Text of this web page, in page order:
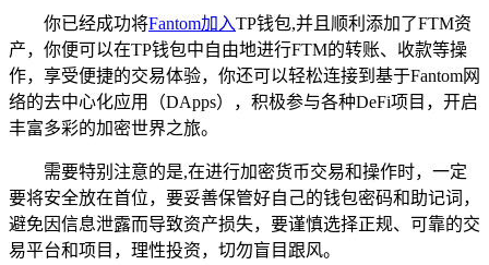
你已经成功将Fantom加入TP钱包,并且顺利添加了FTM资
产，你便可以在TP钱包中自由地进行FTM的转账、收款等操
作，享受便捷的交易体验，你还可以轻松连接到基于Fantom网
络的去中心化应用（DApps），积极参与各种DeFi项目，开启
丰富多彩的加密世界之旅。
需要特别注意的是,在进行加密货币交易和操作时，一定
要将安全放在首位，要妥善保管好自己的钱包密码和助记词，
避免因信息泄露而导致资产损失，要谨慎选择正规、可靠的交
易平台和项目，理性投资，切勿盲目跟风。